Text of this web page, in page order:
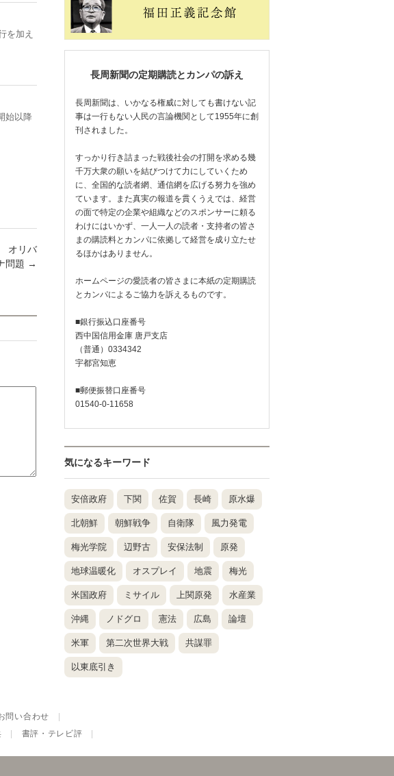
を加え
始以降
オリバ
問題 →
長周新聞の定期購読とカンパの訴え
長周新聞は、いかなる権威に対しても書けない記
事は一行もない人民の言論機関として1955年に創
刊されました。
すっかり行き詰まった戦後社会の打開を求める幾
千万大衆の願いを結びつけて力にしていくため
に、全国的な読者網、通信網を広げる努力を強め
ています。また真実の報道を貫くうえでは、経営
の面で特定の企業や組織などのスポンサーに頼る
わけにはいかず、一人一人の読者・支持者の皆さ
まの購読料とカンパに依拠して経営を成り立たせ
るほかはありません。
ホームページの愛読者の皆さまに本紙の定期購読
とカンパによるご協力を訴えるものです。
■銀行振込口座番号
西中国信用金庫 唐戸支店
（普通）0334342
宇都宮知恵
■郵便振替口座番号
01540-0-11658
気になるキーワード
安倍政府 下関 佐賀 長崎 原水爆
北朝鮮 朝鮮戦争 自衛隊 風力発電
梅光学院 辺野古 安保法制 原発
地球温暖化 オスプレイ 地震 梅光
米国政府 ミサイル 上関原発 水産業
沖縄 ノドグロ 憲法 広島 論壇
米軍 第二次世界大戦 共謀罪
以東底引き
問い合わせ
書評・テレビ評